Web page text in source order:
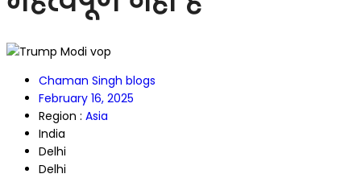
Chaman Singh blogs
February 16, 2025
Region : Asia
India
Delhi
Delhi